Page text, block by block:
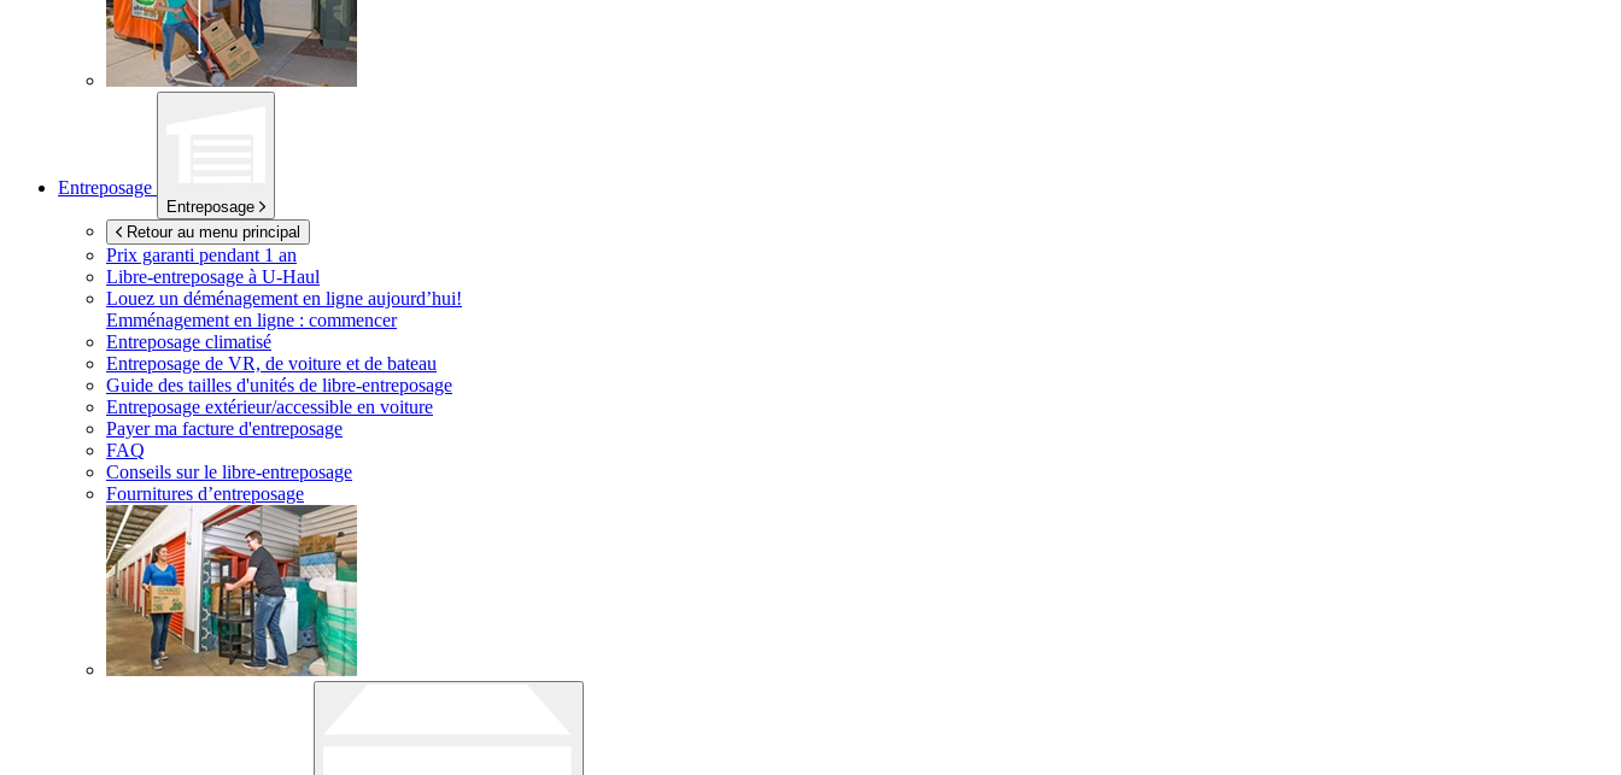
Entreposage
Entreposage
Retour au menu principal
Prix garanti pendant 1 an
Libre-entreposage à U-Haul
Louez un déménagement en ligne aujourd’hui!
Emménagement en ligne : commencer
Entreposage climatisé
Entreposage de VR, de voiture et de bateau
Guide des tailles d'unités de libre-entreposage
Entreposage extérieur/accessible en voiture
Payer ma facture d'entreposage
FAQ
Conseils sur le libre-entreposage
Fournitures d’entreposage